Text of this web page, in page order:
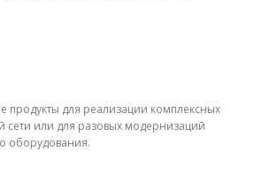
продукты для реализации комплексных
сети или для разовых модернизаций
оборудования.